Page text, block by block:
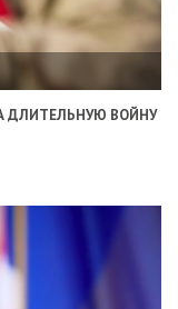
ДЛИТЕЛЬНУЮ ВОЙНУ